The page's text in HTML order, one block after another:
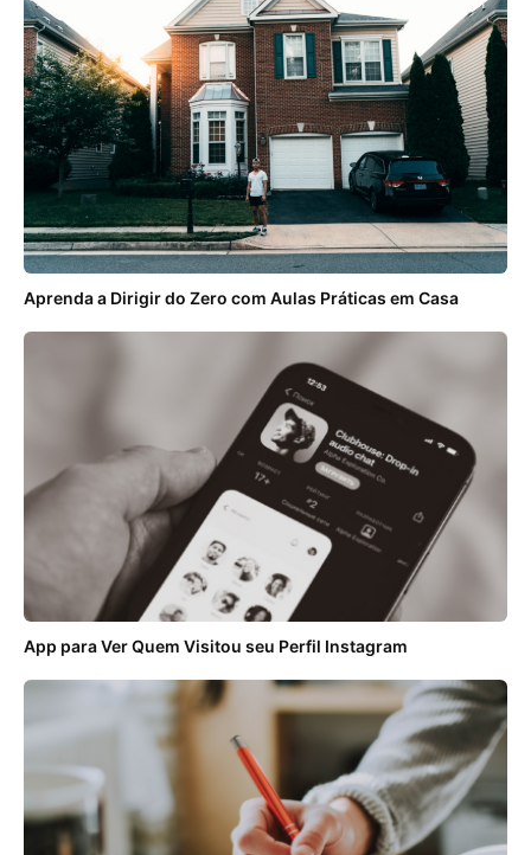
Aprenda a Dirigir do Zero com Aulas Práticas em Casa
App para Ver Quem Visitou seu Perfil Instagram